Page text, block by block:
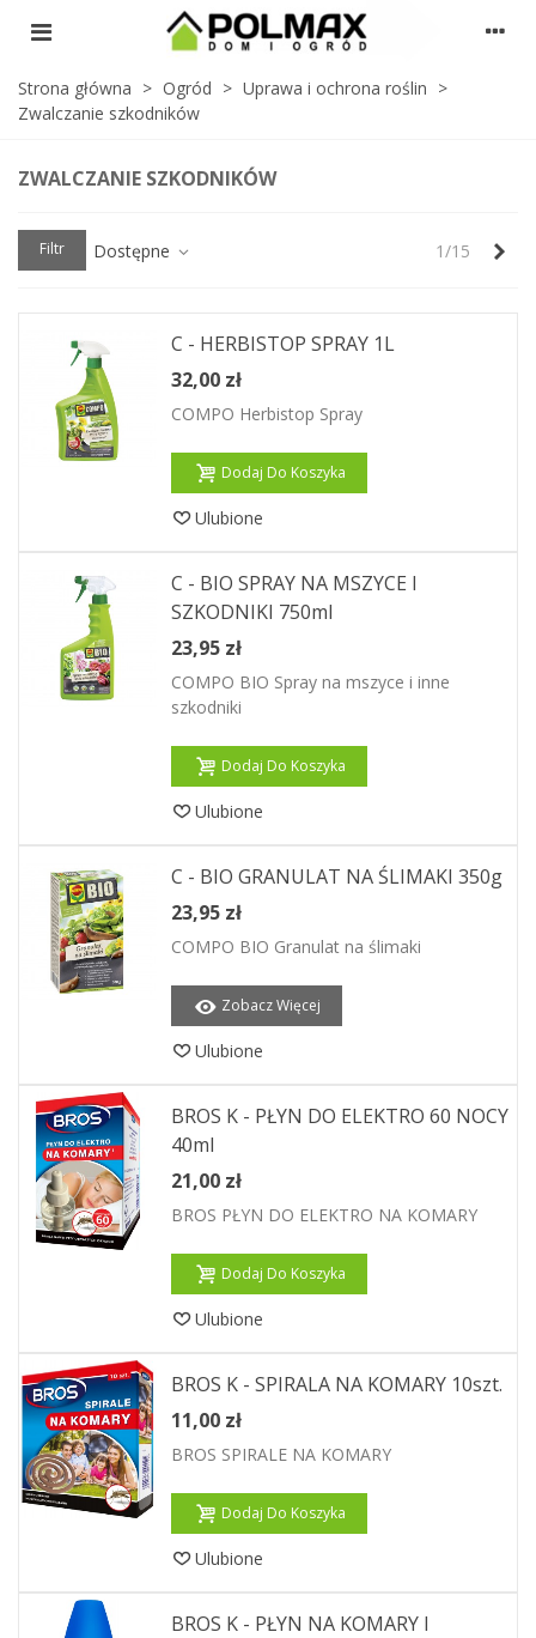
Strona główna > Ogród > Uprawa i ochrona roślin >
Zwalczanie szkodników
ZWALCZANIE SZKODNIKÓW
Filtr Dostępne 1/15
C - HERBISTOP SPRAY 1L
32,00 zł
COMPO Herbistop Spray
Dodaj Do Koszyka
Ulubione
C - BIO SPRAY NA MSZYCE I
SZKODNIKI 750ml
23,95 zł
COMPO BIO Spray na mszyce i inne
szkodniki
Dodaj Do Koszyka
Ulubione
C - BIO GRANULAT NA ŚLIMAKI 350g
23,95 zł
COMPO BIO Granulat na ślimaki
Zobacz Więcej
Ulubione
BROS K - PŁYN DO ELEKTRO 60 NOCY
40ml
21,00 zł
BROS PŁYN DO ELEKTRO NA KOMARY
Dodaj Do Koszyka
Ulubione
BROS K - SPIRALA NA KOMARY 10szt.
11,00 zł
BROS SPIRALE NA KOMARY
Dodaj Do Koszyka
Ulubione
BROS K - PŁYN NA KOMARY I